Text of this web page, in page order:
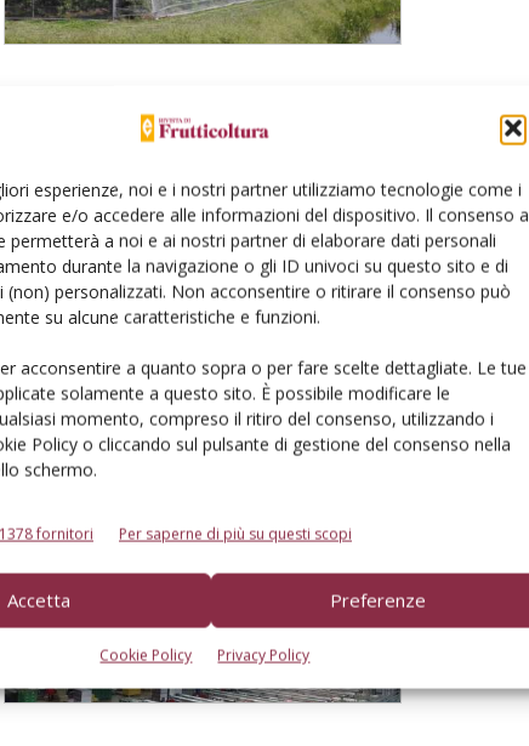
esperienze, noi e i nostri partner utilizziamo tecnologie come i
e/o accedere alle informazioni del dispositivo. Il consenso a
permetterà a noi e ai nostri partner di elaborare dati personali
durante la navigazione o gli ID univoci su questo sito e di
(non) personalizzati. Non acconsentire o ritirare il consenso può
su alcune caratteristiche e funzioni.
acconsentire a quanto sopra o per fare scelte dettagliate. Le tue
solamente a questo sito. È possibile modificare le
momento, compreso il ritiro del consenso, utilizzando i
Policy o cliccando sul pulsante di gestione del consenso nella
schermo.
fornitori Per saperne di più su questi scopi
Accetta Preferenze
Cookie Policy Privacy Policy